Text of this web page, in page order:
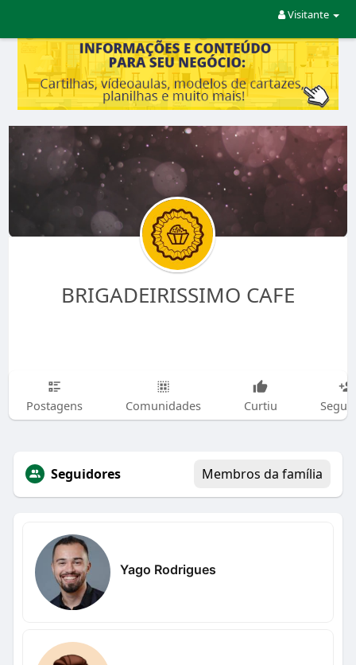
Visitante
BRIGADEIRISSIMO CAFE
Postagens Comunidades Curtiu
Seguidores Membros da família
Yago Rodrigues